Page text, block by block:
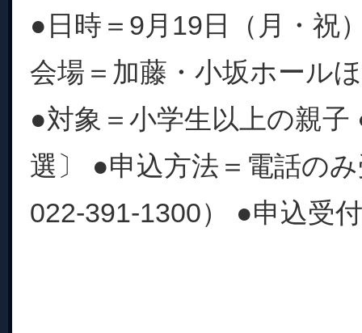
●日時＝9月19日（月・祝
会場＝加藤・小坂ホール
●対象＝小学生以上の親子
選〕 ●申込方法＝電話の
022-391-1300） ●申込受